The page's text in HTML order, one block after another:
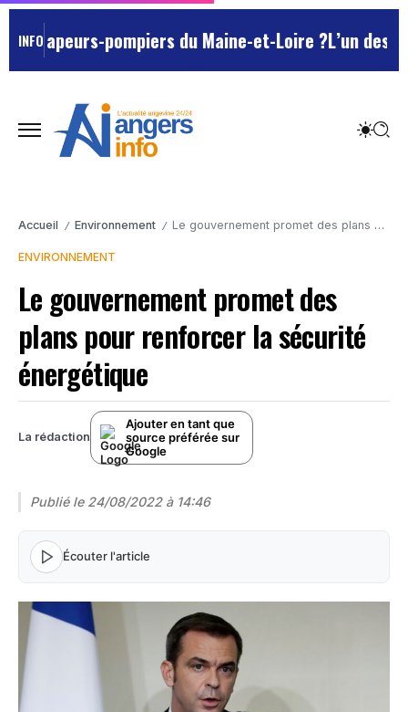
INFO pompiers du Maine-et-Loire ?L’un des
Accueil / Environnement / Le gouvernement promet des plans pour renforcer la sécurité énergétique
ENVIRONNEMENT
Le gouvernement promet des
plans pour renforcer la sécurité
énergétique
La rédaction
Ajouter en tant que
source préférée sur
Google
Publié le 24/08/2022 à 14:46
Écouter l'article